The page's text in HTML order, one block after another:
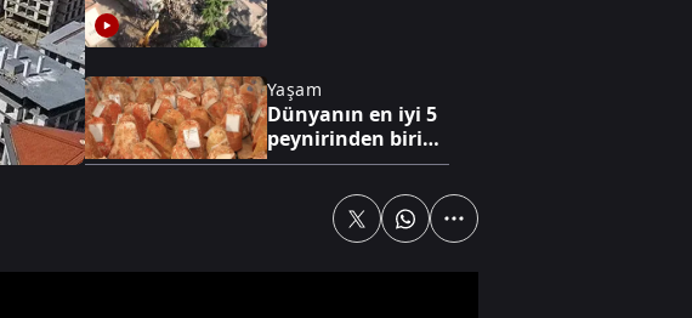
Yaşam
Dünyanın en iyi 5
peynirinden biri
Divle peyniri
Şişli'de Nilda Müge